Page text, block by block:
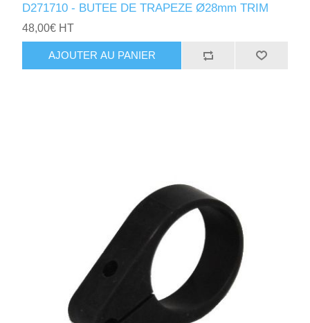
D271710 - BUTEE DE TRAPEZE Ø28mm TRIM
48,00€ HT
AJOUTER AU PANIER